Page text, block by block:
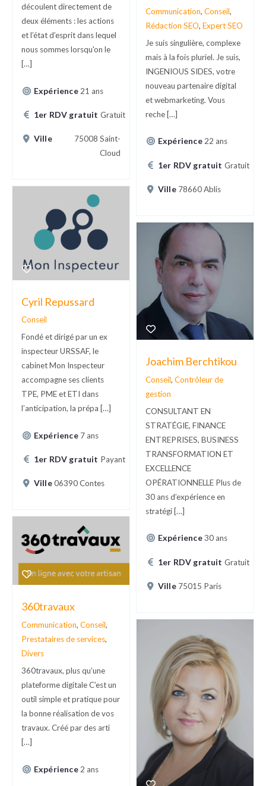
découlent directement de
deux éléments : les actions
et l’état d’esprit dans lequel
nous sommes lorsqu'on le
[…]
Expérience 21 ans
1er RDV gratuit Gratuit
Ville
75008 Saint-
Cloud
Cyril Repussard
Conseil
Fondé et dirigé par un ex
inspecteur URSSAF, le
cabinet Mon Inspecteur
accompagne ses clients
TPE, PME et ETI dans
l’anticipation, la prépa […]
Expérience 7 ans
1er RDV gratuit Payant
Ville 06390 Contes
360travaux
Communication, Conseil,
Prestataires de services,
Divers
360travaux, plus qu’une
plateforme digitale C’est un
outil simple et pratique pour
la bonne réalisation de vos
travaux. Créé par des arti
[…]
Expérience 2 ans
Communication, Conseil,
Rédaction SEO, Expert SEO
Je suis singulière, complexe
mais à la fois pluriel. Je suis,
INGENIOUS SIDES, votre
nouveau partenaire digital
et webmarketing. Vous
reche […]
Expérience 22 ans
1er RDV gratuit Gratuit
Ville 78660 Ablis
Joachim Berchtikou
Conseil, Contrôleur de
gestion
CONSULTANT EN
STRATÉGIE, FINANCE
ENTREPRISES, BUSINESS
TRANSFORMATION ET
EXCELLENCE
OPÉRATIONNELLE Plus de
30 ans d’expérience en
stratégi […]
Expérience 30 ans
1er RDV gratuit Gratuit
Ville 75015 Paris